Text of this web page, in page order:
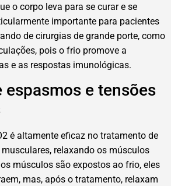
o corpo leva para se curar e se
importante para pacientes
de cirurgias de grande porte, como
pois o frio promove a
e as respostas imunológicas.
espasmos e tensões
é altamente eficaz no tratamento de
relaxando os músculos
músculos são expostos ao frio, eles
mas, após o tratamento, relaxam